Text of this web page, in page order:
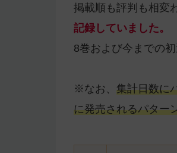
掲載順も評判も相変
記録していました。
8巻および今までの
※なお、 集計日数に
に発売されるパター